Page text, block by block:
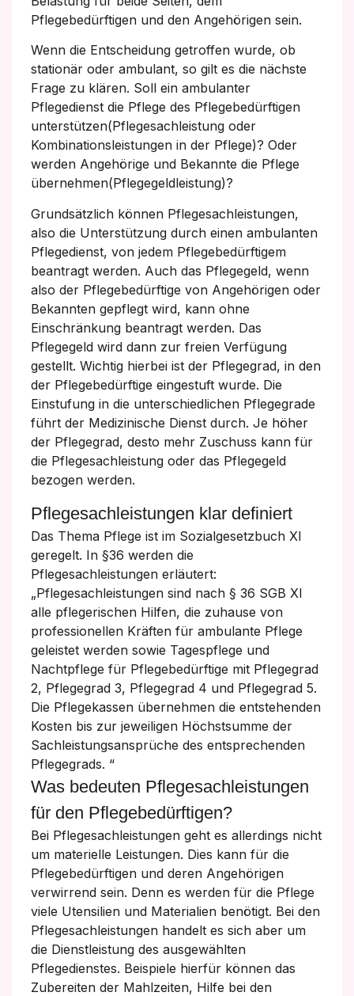
Pflegebedürftigen und den Angehörigen sein.
Wenn die Entscheidung getroffen wurde, ob
stationär oder ambulant, so gilt es die nächste
Frage zu klären. Soll ein ambulanter
Pflegedienst die Pflege des Pflegebedürftigen
unterstützen(Pflegesachleistung oder
Kombinationsleistungen in der Pflege)? Oder
werden Angehörige und Bekannte die Pflege
übernehmen(Pflegegeldleistung)?
Grundsätzlich können Pflegesachleistungen,
also die Unterstützung durch einen ambulanten
Pflegedienst, von jedem Pflegebedürftigem
beantragt werden. Auch das Pflegegeld, wenn
also der Pflegebedürftige von Angehörigen oder
Bekannten gepflegt wird, kann ohne
Einschränkung beantragt werden. Das
Pflegegeld wird dann zur freien Verfügung
gestellt. Wichtig hierbei ist der Pflegegrad, in den
der Pflegebedürftige eingestuft wurde. Die
Einstufung in die unterschiedlichen Pflegegrade
führt der Medizinische Dienst durch. Je höher
der Pflegegrad, desto mehr Zuschuss kann für
die Pflegesachleistung oder das Pflegegeld
bezogen werden.
Pflegesachleistungen klar definiert
Das Thema Pflege ist im Sozialgesetzbuch XI
geregelt. In §36 werden die
Pflegesachleistungen erläutert:
„Pflegesachleistungen sind nach § 36 SGB XI
alle pflegerischen Hilfen, die zuhause von
professionellen Kräften für ambulante Pflege
geleistet werden sowie Tagespflege und
Nachtpflege für Pflegebedürftige mit Pflegegrad
2, Pflegegrad 3, Pflegegrad 4 und Pflegegrad 5.
Die Pflegekassen übernehmen die entstehenden
Kosten bis zur jeweiligen Höchstsumme der
Sachleistungsansprüche des entsprechenden
Pflegegrads. “
Was bedeuten Pflegesachleistungen
für den Pflegebedürftigen?
Bei Pflegesachleistungen geht es allerdings nicht
um materielle Leistungen. Dies kann für die
Pflegebedürftigen und deren Angehörigen
verwirrend sein. Denn es werden für die Pflege
viele Utensilien und Materialien benötigt. Bei den
Pflegesachleistungen handelt es sich aber um
die Dienstleistung des ausgewählten
Pflegedienstes. Beispiele hierfür können das
Zubereiten der Mahlzeiten, Hilfe bei den